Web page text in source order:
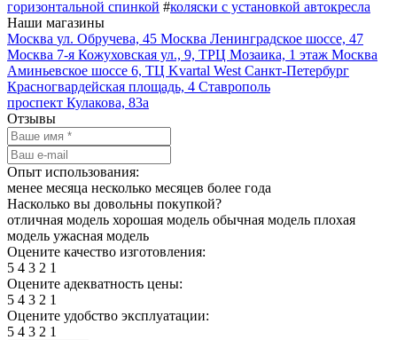
горизонтальной спинкой #коляски с установкой автокресла
Наши магазины
Москва ул. Обручева, 45 Москва Ленинградское шоссе, 47
Москва 7-я Кожуховская ул., 9, ТРЦ Мозаика, 1 этаж Москва
Аминьевское шоссе 6, ТЦ Kvartal West Санкт-Петербург
Красногвардейская площадь, 4 Ставрополь
проспект Кулакова, 83а
Отзывы
Опыт использования:
менее месяца несколько месяцев более года
Насколько вы довольны покупкой?
отличная модель хорошая модель обычная модель плохая
модель ужасная модель
Оцените качество изготовления:
5 4 3 2 1
Оцените адекватность цены:
5 4 3 2 1
Оцените удобство эксплуатации:
5 4 3 2 1